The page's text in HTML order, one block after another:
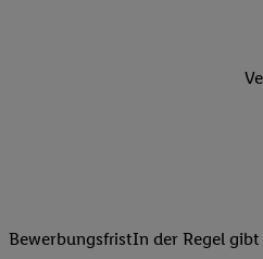
BewerbungsfristIn der Regel